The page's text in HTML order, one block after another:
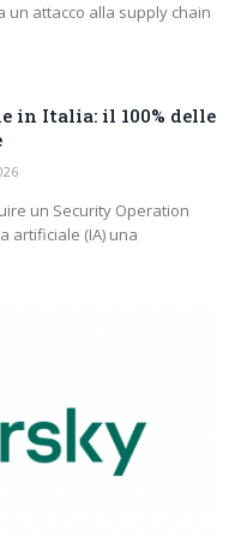
un attacco alla supply chain
in Italia: il 100% delle
un Security Operation
artificiale (IA) una